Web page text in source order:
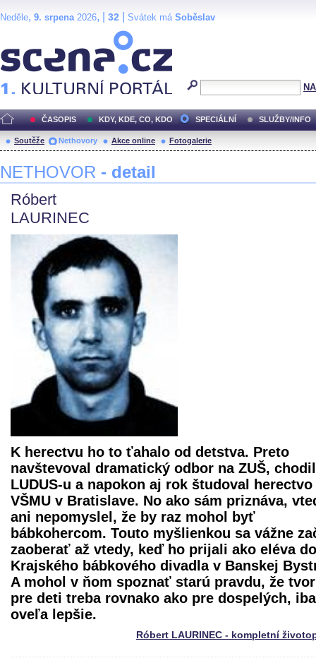
Neděle, 9. srpena2026, | 32 Svátek má Soběslav
ČASOPIS KDY, KDE, CO, KDO SPECIÁLNÍ SLUŽBY/INFO
Soutěže Nethovory Akce online Fotogalerie
NETHOVOR - detail
Róbert
LAURINEC
K herectvu ho to ťahalo od detstva. Preto
navštevoval dramatický odbor na ZUŠ,
LUDUS-u a napokon aj rok študoval herectvo
VŠMU v Bratislave. No ako sám priznáva,
ani nepomyslel, že by raz mohol byť
bábkohercom. Touto myšlienkou sa vážne
zaoberať až vtedy, keď ho prijali ako eléva do
Krajského bábkového divadlav Banskej
A mohol v ňom spoznať starú pravdu, že
pre deti treba rovnako ako pre dospelých,
oveľa lepšie.
Róbert LAURINEC - kompletní